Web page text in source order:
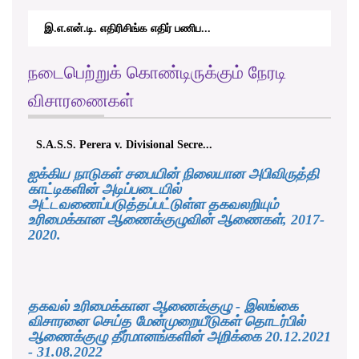
இ.எ.என்.டி. எதிரிசிங்க எதிர் பணிப...
நடைபெற்றுக் கொண்டிருக்கும் நேரடி
விசாரணைகள்
S.A.S.S. Perera v. Divisional Secre...
ஐக்கிய நாடுகள் சபையின் நிலையான அபிவிருத்தி
காட்டிகளின் அடிப்படையில்
அட்டவணைப்படுத்தப்பட்டுள்ள தகவலறியும்
உரிமைக்கான ஆணைக்குழுவின் ஆணைகள், 2017-
2020.
தகவல் உரிமைக்கான ஆணைக்குழு - இலங்கை
விசாரனை செய்த மேன்முறையீடுகள் தொடர்பில்
ஆணைக்குழு தீர்மானங்களின் அறிக்கை 20.12.2021
- 31.08.2022